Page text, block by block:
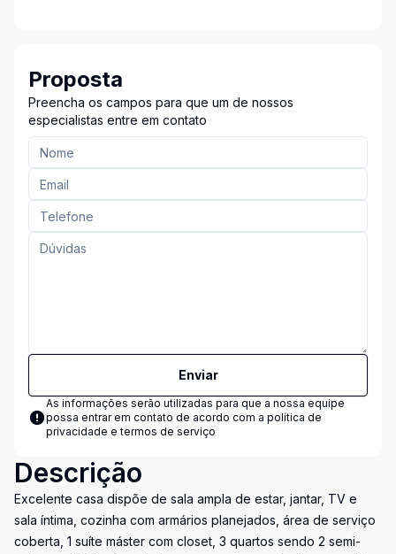
Proposta
Preencha os campos para que um de nossos
especialistas entre em contato
Enviar
As informações serão utilizadas para que a nossa equipe
possa entrar em contato de acordo com a política de
privacidade e termos de serviço
Descrição
Excelente casa dispõe de sala ampla de estar, jantar, TV e
sala íntima, cozinha com armários planejados, área de serviço
coberta, 1 suíte máster com closet, 3 quartos sendo 2 semi-